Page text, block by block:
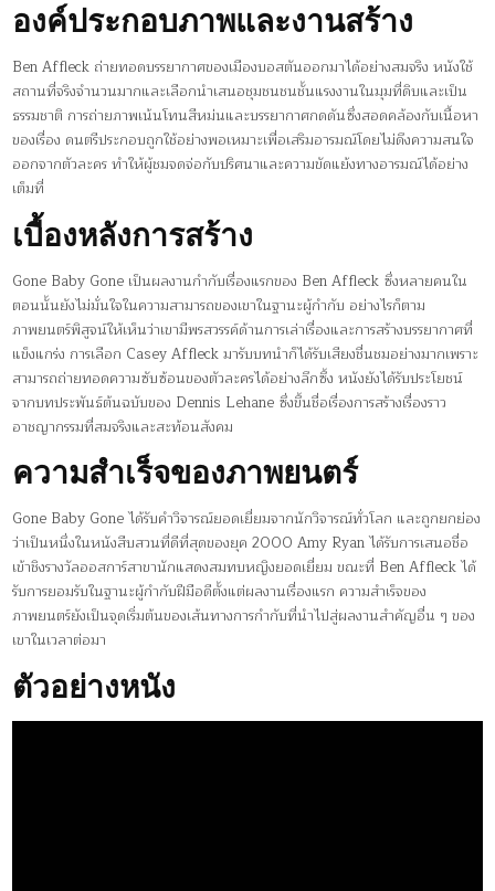
องค์ประกอบภาพและงานสร้าง
Ben Affleck ถ่ายทอดบรรยากาศของเมืองบอสตันออกมาได้อย่างสมจริง หนังใช้
สถานที่จริงจำนวนมากและเลือกนำเสนอชุมชนชนชั้นแรงงานในมุมที่ดิบและเป็น
ธรรมชาติ การถ่ายภาพเน้นโทนสีหม่นและบรรยากาศกดดันซึ่งสอดคล้องกับเนื้อหา
ของเรื่อง ดนตรีประกอบถูกใช้อย่างพอเหมาะเพื่อเสริมอารมณ์โดยไม่ดึงความสนใจ
ออกจากตัวละคร ทำให้ผู้ชมจดจ่อกับปริศนาและความขัดแย้งทางอารมณ์ได้อย่าง
เต็มที่
เบื้องหลังการสร้าง
Gone Baby Gone เป็นผลงานกำกับเรื่องแรกของ Ben Affleck ซึ่งหลายคนใน
ตอนนั้นยังไม่มั่นใจในความสามารถของเขาในฐานะผู้กำกับ อย่างไรก็ตาม
ภาพยนตร์พิสูจน์ให้เห็นว่าเขามีพรสวรรค์ด้านการเล่าเรื่องและการสร้างบรรยากาศที่
แข็งแกร่ง การเลือก Casey Affleck มารับบทนำก็ได้รับเสียงชื่นชมอย่างมากเพราะ
สามารถถ่ายทอดความซับซ้อนของตัวละครได้อย่างลึกซึ้ง หนังยังได้รับประโยชน์
จากบทประพันธ์ต้นฉบับของ Dennis Lehane ซึ่งขึ้นชื่อเรื่องการสร้างเรื่องราว
อาชญากรรมที่สมจริงและสะท้อนสังคม
ความสำเร็จของภาพยนตร์
Gone Baby Gone ได้รับคำวิจารณ์ยอดเยี่ยมจากนักวิจารณ์ทั่วโลก และถูกยกย่อง
ว่าเป็นหนึ่งในหนังสืบสวนที่ดีที่สุดของยุค 2000 Amy Ryan ได้รับการเสนอชื่อ
เข้าชิงรางวัลออสการ์สาขานักแสดงสมทบหญิงยอดเยี่ยม ขณะที่ Ben Affleck ได้
รับการยอมรับในฐานะผู้กำกับฝีมือดีตั้งแต่ผลงานเรื่องแรก ความสำเร็จของ
ภาพยนตร์ยังเป็นจุดเริ่มต้นของเส้นทางการกำกับที่นำไปสู่ผลงานสำคัญอื่น ๆ ของ
เขาในเวลาต่อมา
ตัวอย่างหนัง